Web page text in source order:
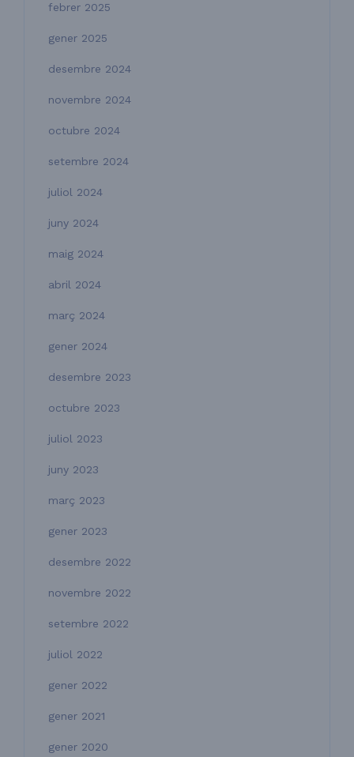
febrer 2025
gener 2025
desembre 2024
novembre 2024
octubre 2024
setembre 2024
juliol 2024
juny 2024
maig 2024
abril 2024
març 2024
gener 2024
desembre 2023
octubre 2023
juliol 2023
juny 2023
març 2023
gener 2023
desembre 2022
novembre 2022
setembre 2022
juliol 2022
gener 2022
gener 2021
gener 2020